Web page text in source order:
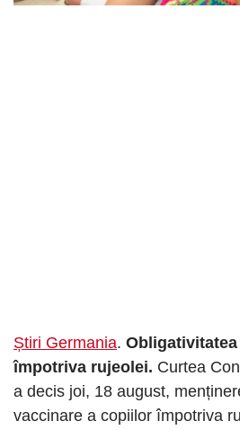
Știri Germania.
împotriva rujeolei. Curtea
a decis joi, 18 august,
vaccinare a copiilor împotriva